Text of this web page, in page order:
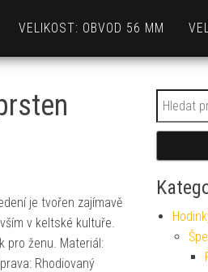
VELIKOST: OBVOD 56 MM
je tvořen zajímavě
v keltské kultuře.
pro ženu. Materiál:
Rhodiovaný
Hledat: